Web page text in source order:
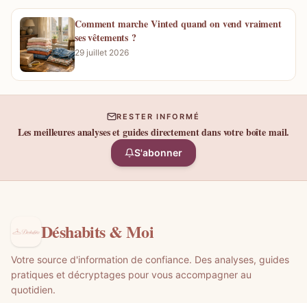
Comment marche Vinted quand on vend vraiment
ses vêtements ?
29 juillet 2026
RESTER INFORMÉ
Les meilleures analyses et guides directement dans votre boîte mail.
S'abonner
Déshabits & Moi
Votre source d'information de confiance. Des analyses, guides
pratiques et décryptages pour vous accompagner au
quotidien.